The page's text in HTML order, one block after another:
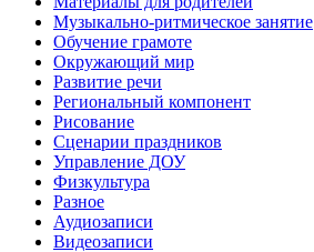
Музыкально-ритмическое занятие
Обучение грамоте
Окружающий мир
Развитие речи
Региональный компонент
Рисование
Сценарии праздников
Управление ДОУ
Физкультура
Разное
Аудиозаписи
Видеозаписи